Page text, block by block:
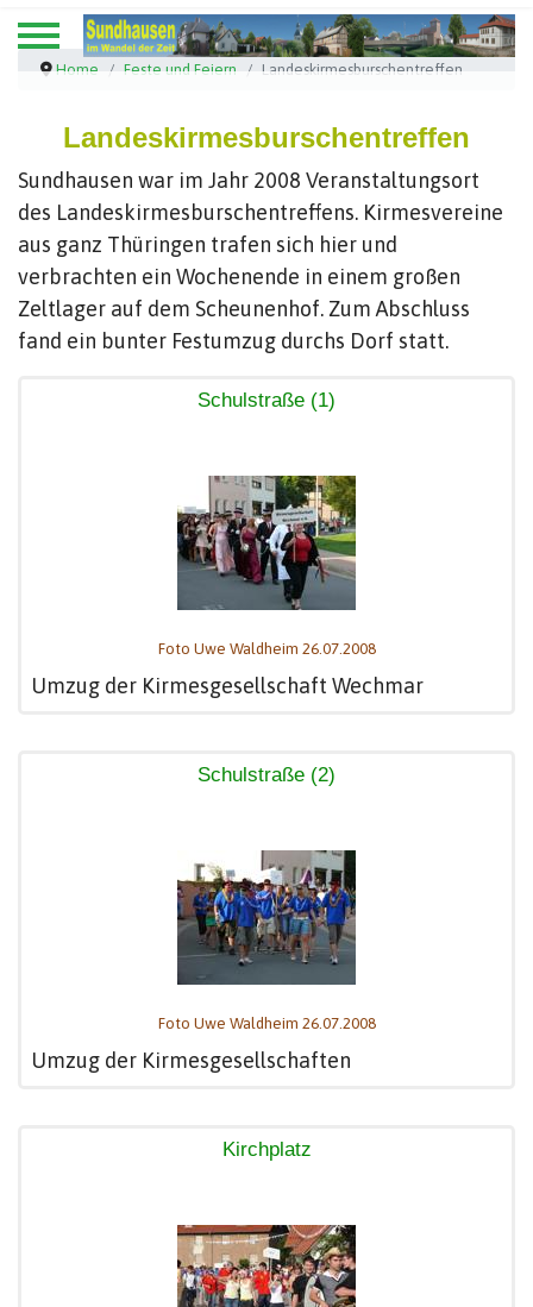
Home Feste und Feiern Landeskirmesburschentreffen
Landeskirmesburschentreffen
Sundhausen war im Jahr 2008 Veranstaltungsort
des Landeskirmesburschentreffens. Kirmesvereine
aus ganz Thüringen trafen sich hier und
verbrachten ein Wochenende in einem großen
Zeltlager auf dem Scheunenhof. Zum Abschluss
fand ein bunter Festumzug durchs Dorf statt.
Schulstraße (1)
Foto Uwe Waldheim 26.07.2008
Umzug der Kirmesgesellschaft Wechmar
Schulstraße (2)
Foto Uwe Waldheim 26.07.2008
Umzug der Kirmesgesellschaften
Kirchplatz